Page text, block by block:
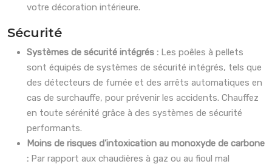
votre décoration intérieure.
Sécurité
Systèmes de sécurité intégrés : Les poêles à pellets
sont équipés de systèmes de sécurité intégrés, tels que
des détecteurs de fumée et des arrêts automatiques en
cas de surchauffe, pour prévenir les accidents. Chauffez
en toute sérénité grâce à des systèmes de sécurité
performants.
Moins de risques d’intoxication au monoxyde de carbone
: Par rapport aux chaudières à gaz ou au fioul mal